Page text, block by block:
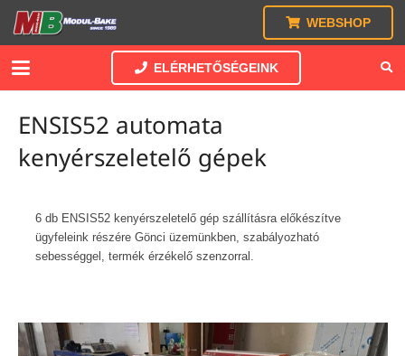
WEBSHOP
ELÉRHETŐSÉGEINK
ENSIS52 automata
kenyérszeletelő gépek
6 db ENSIS52 kenyérszeletelő gép szállításra előkészítve
ügyfeleink részére Gönci üzemünkben, szabályozható
sebességgel, termék érzékelő szenzorral.